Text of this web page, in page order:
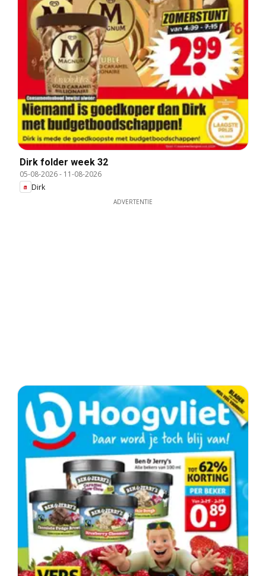
Dirk folder week 32
05-08-2026- 11-08-2026
Dirk
ADVERTENTIE